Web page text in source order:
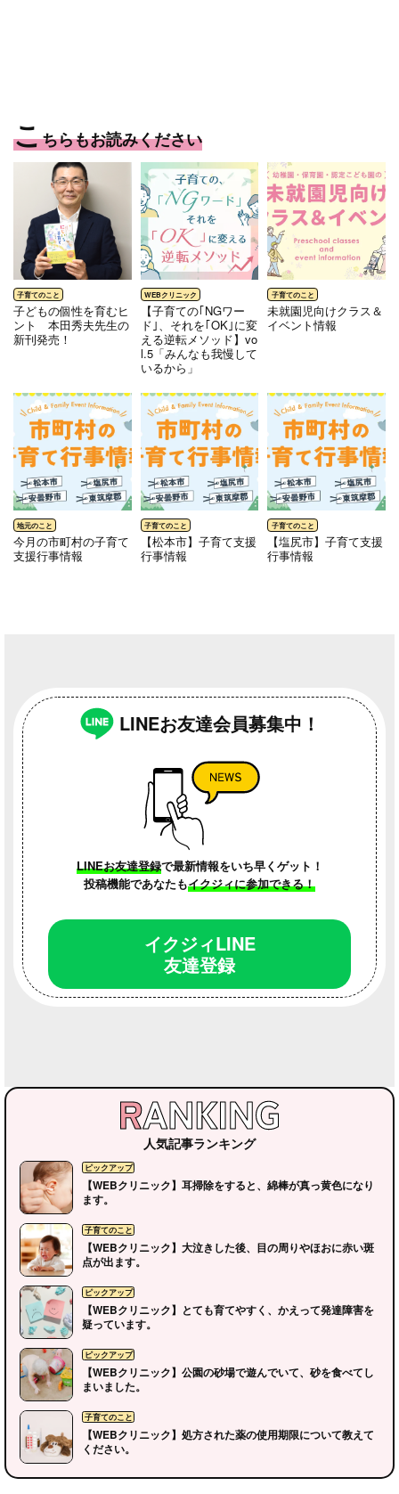
こちらもお読みください
子育てのこと
⼦どもの個性を育むヒ
ント 本⽥秀夫先⽣の
新刊発売！
WEBクリニック
【子育ての｢NGワー
ド｣、それを｢OK｣に変
える逆転メソッド】vo
l.5「みんなも我慢して
いるから」
子育てのこと
未就園児向けクラス＆
イベント情報
今月の市町村の子育て
支援行事情報
【松本市】子育て支援
行事情報
【塩尻市】子育て支援
行事情報
LINEお友達会員募集中！
LINEお友達登録で最新情報をいち早くゲット！
投稿機能であなたもイクジィに参加できる！
イクジィLINE
友達登録
人気記事ランキング
【WEBクリニック】耳掃除をすると、綿棒が真っ黄色になり
ます。
【WEBクリニック】大泣きした後、目の周りやほおに赤い斑
点が出ます。
【WEBクリニック】とても育てやすく、かえって発達障害を
疑っています。
【WEBクリニック】公園の砂場で遊んでいて、砂を食べてし
まいました。
【WEBクリニック】処方された薬の使用期限について教えて
ください。